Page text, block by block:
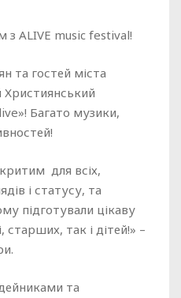
з ALIVE music festival!
та гостей міста
Багато музики,
для всіх,
і статусу, та
підготували цікаву
так і дітей!» –
та